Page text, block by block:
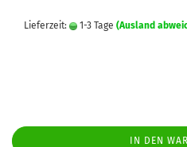
Lieferzeit: 1-3 Tage (Ausland
IN DEN